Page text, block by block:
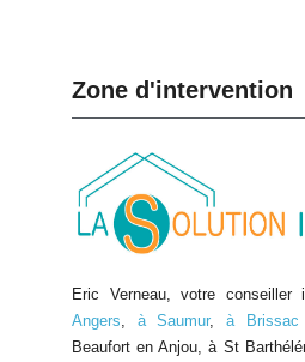
Zone d'intervention
Eric Verneau, votre conseiller
Angers
à Saumur, à Brissac
Beaufort en Anjou, à St